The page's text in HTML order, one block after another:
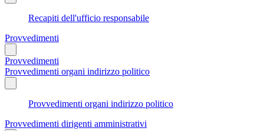
Recapiti dell'ufficio responsabile
Provvedimenti
Provvedimenti
Provvedimenti organi indirizzo politico
Provvedimenti organi indirizzo politico
Provvedimenti dirigenti amministrativi